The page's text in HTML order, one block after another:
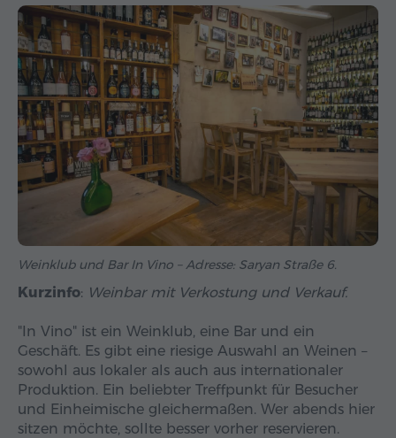
Weinklub und Bar In Vino – Adresse: Saryan Straße 6.
Kurzinfo: Weinbar mit Verkostung und Verkauf.
"In Vino" ist ein Weinklub, eine Bar und ein
Geschäft. Es gibt eine riesige Auswahl an Weinen –
sowohl aus lokaler als auch aus internationaler
Produktion. Ein beliebter Treffpunkt für Besucher
und Einheimische gleichermaßen. Wer abends hier
sitzen möchte, sollte besser vorher reservieren.